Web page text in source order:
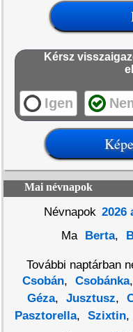
Kérsz
Igen
Mai névnapok
Névnapok 2026
Ma
Berta,
További naptárban
Csobán, Csobánka,
Géza, Jusztusz,
Pasztorella, Szixtin,